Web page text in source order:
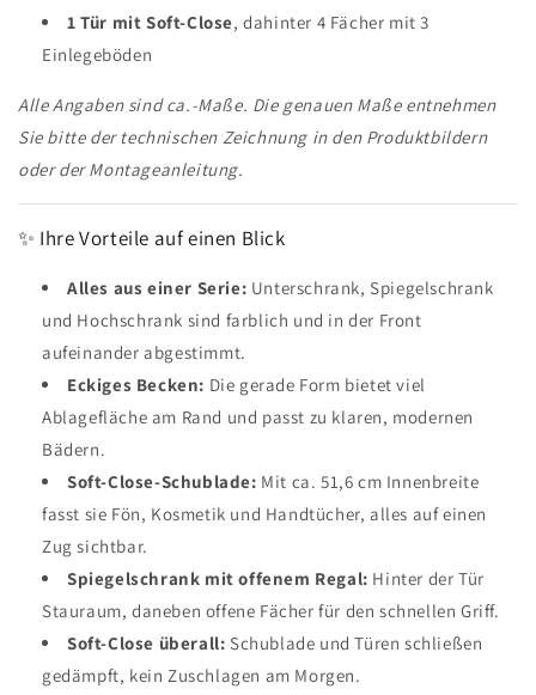
1 Tür mit Soft-Close, dahinter 4 Fächer mit 3
Einlegeböden
Alle Angaben sind ca.-Maße. Die genauen Maße entnehmen
Sie bitte der technischen Zeichnung in den Produktbildern
oder der Montageanleitung.
✨ Ihre Vorteile auf einen Blick
Alles aus einer Serie: Unterschrank, Spiegelschrank
und Hochschrank sind farblich und in der Front
aufeinander abgestimmt.
Eckiges Becken: Die gerade Form bietet viel
Ablagefläche am Rand und passt zu klaren, modernen
Bädern.
Soft-Close-Schublade: Mit ca. 51,6 cm Innenbreite
fasst sie Fön, Kosmetik und Handtücher, alles auf einen
Zug sichtbar.
Spiegelschrank mit offenem Regal: Hinter der Tür
Stauraum, daneben offene Fächer für den schnellen Griff.
Soft-Close überall: Schublade und Türen schließen
gedämpft, kein Zuschlagen am Morgen.
finden Sie in unserer Datenschutzrichtlinie.
Einreichen